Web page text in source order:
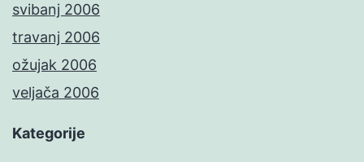
svibanj 2006
travanj 2006
ožujak 2006
veljača 2006
Kategorije